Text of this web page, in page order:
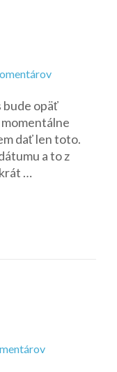
na
zase
obchodové
bude opäť
dať len toto.
a to z
…
na